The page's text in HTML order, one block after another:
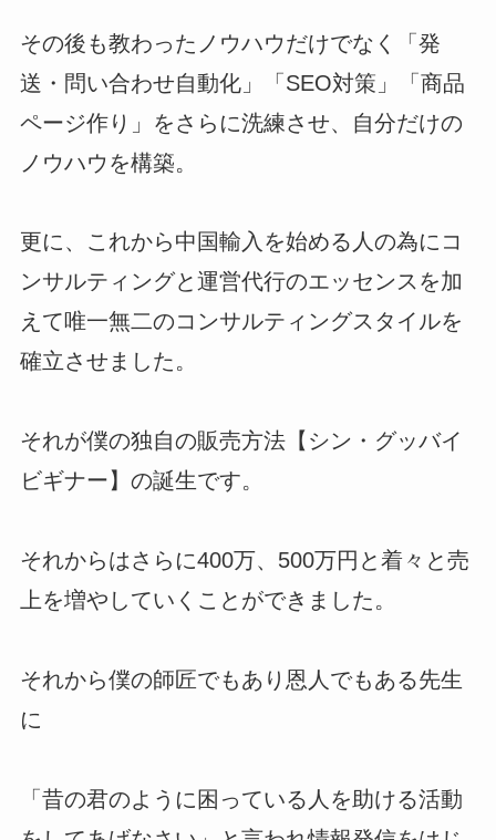
その後も教わったノウハウだけでなく「発
送・問い合わせ自動化」「SEO対策」「商品
ページ作り」をさらに洗練させ、自分だけの
ノウハウを構築。
更に、これから中国輸入を始める人の為にコ
ンサルティングと運営代行のエッセンスを加
えて唯一無二のコンサルティングスタイルを
確立させました。
それが僕の独自の販売方法【シン・グッバイ
ビギナー】の誕生です。
それからはさらに400万、500万円と着々と売
上を増やしていくことができました。
それから僕の師匠でもあり恩人でもある先生
に
「昔の君のように困っている人を助ける活動